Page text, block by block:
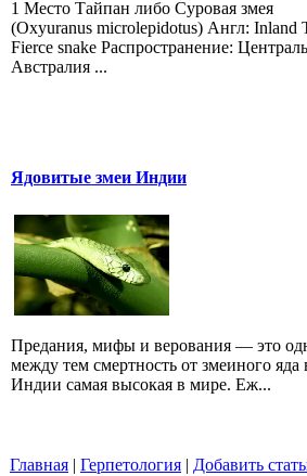
1 Место Тайпан либо Суровая змея
(Oxyuranus microlepidotus) Англ: Inland
Fierce snake Распространение:
Австралия ...
Ядовитые змеи Индии
Предания, мифы и верования — это
между тем смертность от змеиного яда
Индии самая высокая в мире. Еж...
Главная | Герпетология | Добавить